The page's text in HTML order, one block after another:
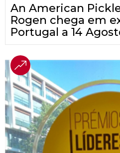
An American
Rogen chega em
Portugal a 14